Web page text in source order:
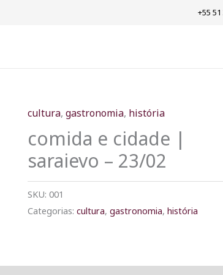
+55
cultura, gastronomia, história
comida e cidade |
saraievo – 23/02
SKU: 001
Categorias: cultura, gastronomia, história